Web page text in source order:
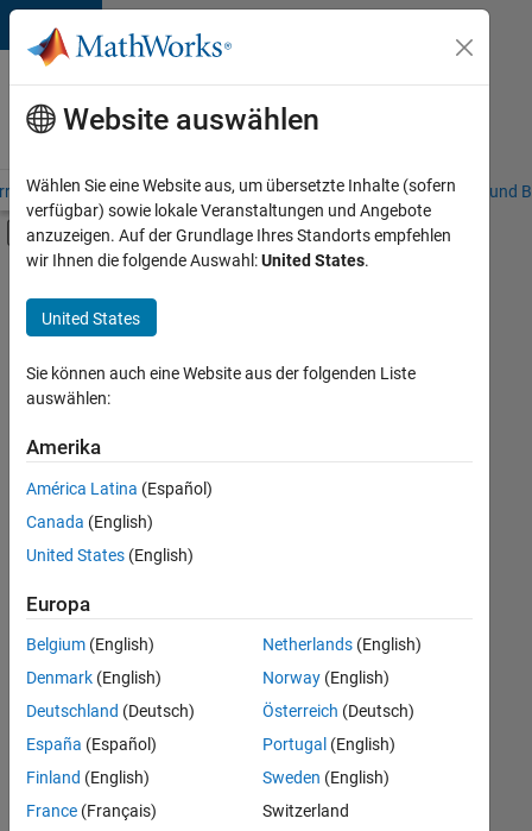
Weiter zum Inhalt
Karriere
bei
MathWorks
– Übersicht Stellensuche Niederlassungen Studierende und
Umschaltung für Off-Canvas-
Hauptinhalt
Programm für Berufseinsteiger (EDG)
Information Technology
Product Development
Release Engineering
+3
Derzeit
es
keine
offenen
Stellen,
Ihren
Suchkriterien
entsprechen.
können
die
Suchkriterien
weiter
fassen
Website auswählen
Wählen Sie eine Website aus, um übersetzte Inhalte (sofern
verfügbar) sowie lokale Veranstaltungen und Angebote
anzuzeigen. Auf der Grundlage Ihres Standorts empfehlen
wir Ihnen die folgende Auswahl:United States.
United States
Sie können auch eine Website aus der folgenden Liste
auswählen:
Amerika
América Latina (Español)
Canada (English)
United States (English)
Europa
Belgium (English)
Denmark (English)
Deutschland (Deutsch)
España (Español)
Finland (English)
France (Français)
Netherlands(English)
Norway(English)
Österreich (Deutsch)
Portugal (English)
Sweden (English)
Switzerland